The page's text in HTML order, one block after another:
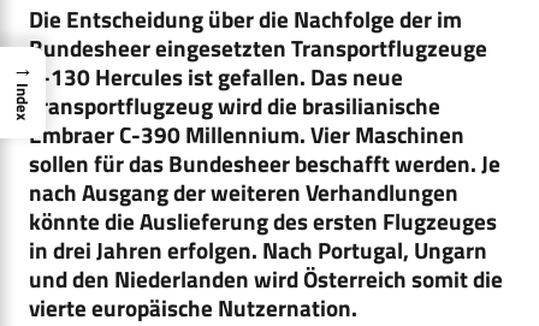
Die Entscheidung über die Nachfolge der im
Bundesheer eingesetzten Transportflugzeuge
C-130 Hercules ist gefallen. Das neue
Transportflugzeug wird die brasilianische
Embraer C-390 Millennium. Vier Maschinen
sollen für das Bundesheer beschafft werden. Je
nach Ausgang der weiteren Verhandlungen
könnte die Auslieferung des ersten Flugzeuges
in drei Jahren erfolgen. Nach Portugal, Ungarn
und den Niederlanden wird Österreich somit die
vierte europäische Nutzernation.
→
Index